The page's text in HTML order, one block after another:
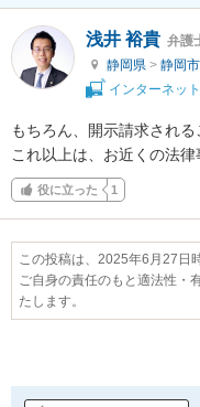
浅井 裕貴 弁護
静岡県 > 静岡
インターネッ
もちろん、開示請求される
これ以上は、お近くの法律
役に立った 1
この投稿は、2025年6月27日
ご自身の責任のもと適法性・
たします。